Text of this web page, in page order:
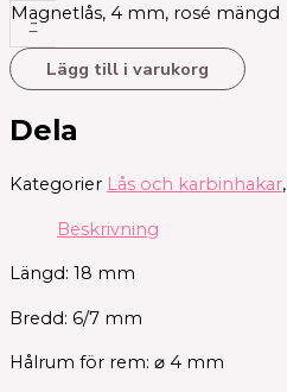
-
Magnetlås, 4 mm, rosé mängd
Lägg till i varukorg
Dela
Kategorier Lås och karbinhakar,
Beskrivning
Längd: 18 mm
Bredd: 6/7 mm
Hålrum för rem: ⌀ 4 mm